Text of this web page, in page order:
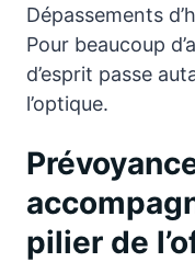
Dépassements
Pour beaucoup
d’esprit passe
l’optique.
pilier de